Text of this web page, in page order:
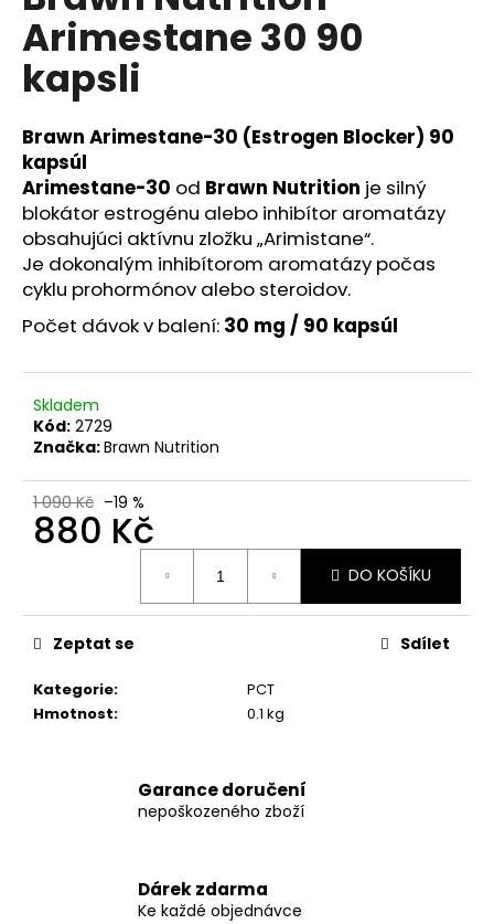
0,0
z
5
hvězdiček.
Arimestane 30 90
kapsli
Brawn Arimestane-30 (Estrogen Blocker) 90
kapsúl
Arimestane-30 od Brawn Nutrition je silný
blokátor estrogénu alebo inhibítor aromatázy
obsahujúci aktívnu zložku „Arimistane“.
Je dokonalým inhibítorom aromatázy počas
cyklu prohormónov alebo steroidov.
Počet dávok v balení: 30 mg / 90 kapsúl
Skladem
Kód: 2729
Značka:Brawn Nutrition
1 090 Kč –19 %
880 Kč
DO KOŠÍKU
Kategorie:
PCT
Hmotnost: 0.1 kg
Zeptat se Sdílet
Garance doručení
nepoškozeného zboží
Dárek zdarma
Ke každé objednávce
a
j
í
?
HLEDAT
o
p
o
u
č
u
e
DARK
LABS
CRACK